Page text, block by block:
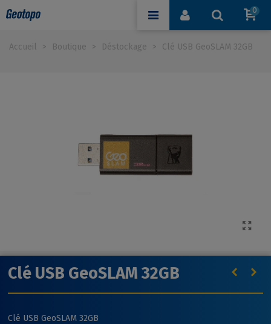
0
Accueil > Boutique > Déstockage > Clé USB GeoSLAM 32GB
Clé USB GeoSLAM 32GB
Clé USB GeoSLAM 32GB